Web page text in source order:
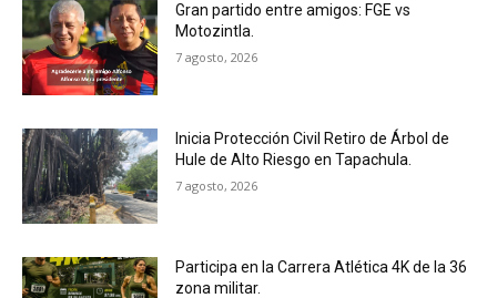
Gran partido entre amigos: FGE vs
Motozintla.
7 agosto, 2026
Inicia Protección Civil Retiro de Árbol de
Hule de Alto Riesgo en Tapachula.
7 agosto, 2026
Participa en la Carrera Atlética 4K de la 36
zona militar.